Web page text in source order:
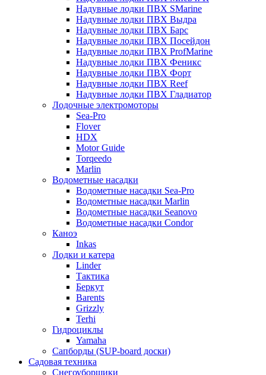
Надувные лодки ПВХ SMarine
Надувные лодки ПВХ Выдра
Надувные лодки ПВХ Барс
Надувные лодки ПВХ Посейдон
Надувные лодки ПВХ ProfMarine
Надувные лодки ПВХ Феникс
Надувные лодки ПВХ Форт
Надувные лодки ПВХ Reef
Надувные лодки ПВХ Гладиатор
Лодочные электромоторы
Sea-Pro
Flover
HDX
Motor Guide
Torqeedo
Marlin
Водометные насадки
Водометные насадки Sea-Pro
Водометные насадки Marlin
Водометные насадки Seanovo
Водометные насадки Condor
Каноэ
Inkas
Лодки и катера
Linder
Тактика
Беркут
Barents
Grizzly
Terhi
Гидроциклы
Yamaha
Сапборды (SUP-board доски)
Садовая техника
Снегоуборщики